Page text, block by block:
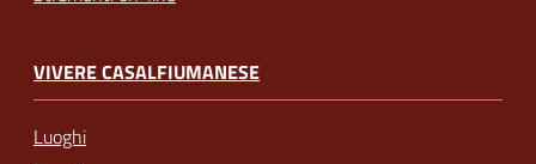
VIVERE CASALFIUMANESE
Luoghi